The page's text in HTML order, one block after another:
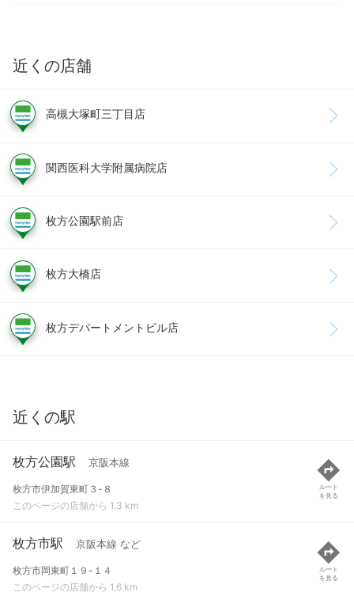
近くの店舗
高槻大塚町三丁目店
関西医科大学附属病院店
枚方公園駅前店
枚方大橋店
枚方デパートメントビル店
近くの駅
枚方公園駅 京阪本線
枚方市伊加賀東町３-８
このページの店舗から 1.3 km
ルート
を見る
枚方市駅 京阪本線 など
枚方市岡東町１９-１４
このページの店舗から 1.6 km
ルート
を見る